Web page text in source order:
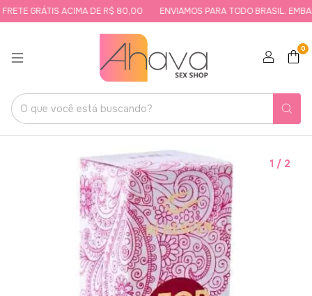
GRÁTIS ACIMA DE R$ 80,00 ENVIAMOS PARA TODO BRASIL.
0
1 / 2